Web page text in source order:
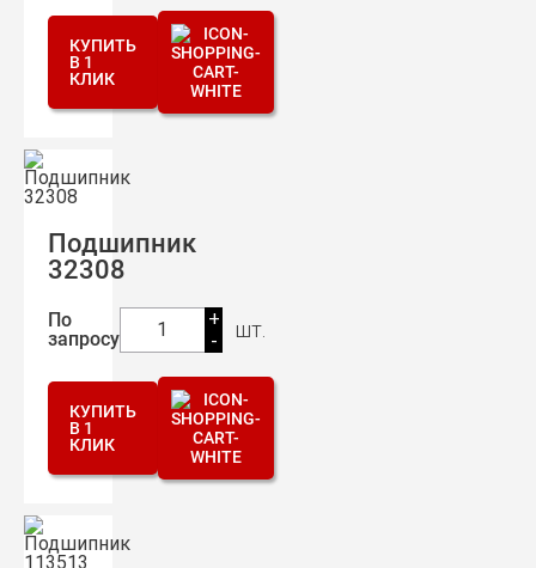
КУПИТЬ
В 1
КЛИК
Подшипник
32308
По
запросу
1
+
-
шт.
КУПИТЬ
В 1
КЛИК